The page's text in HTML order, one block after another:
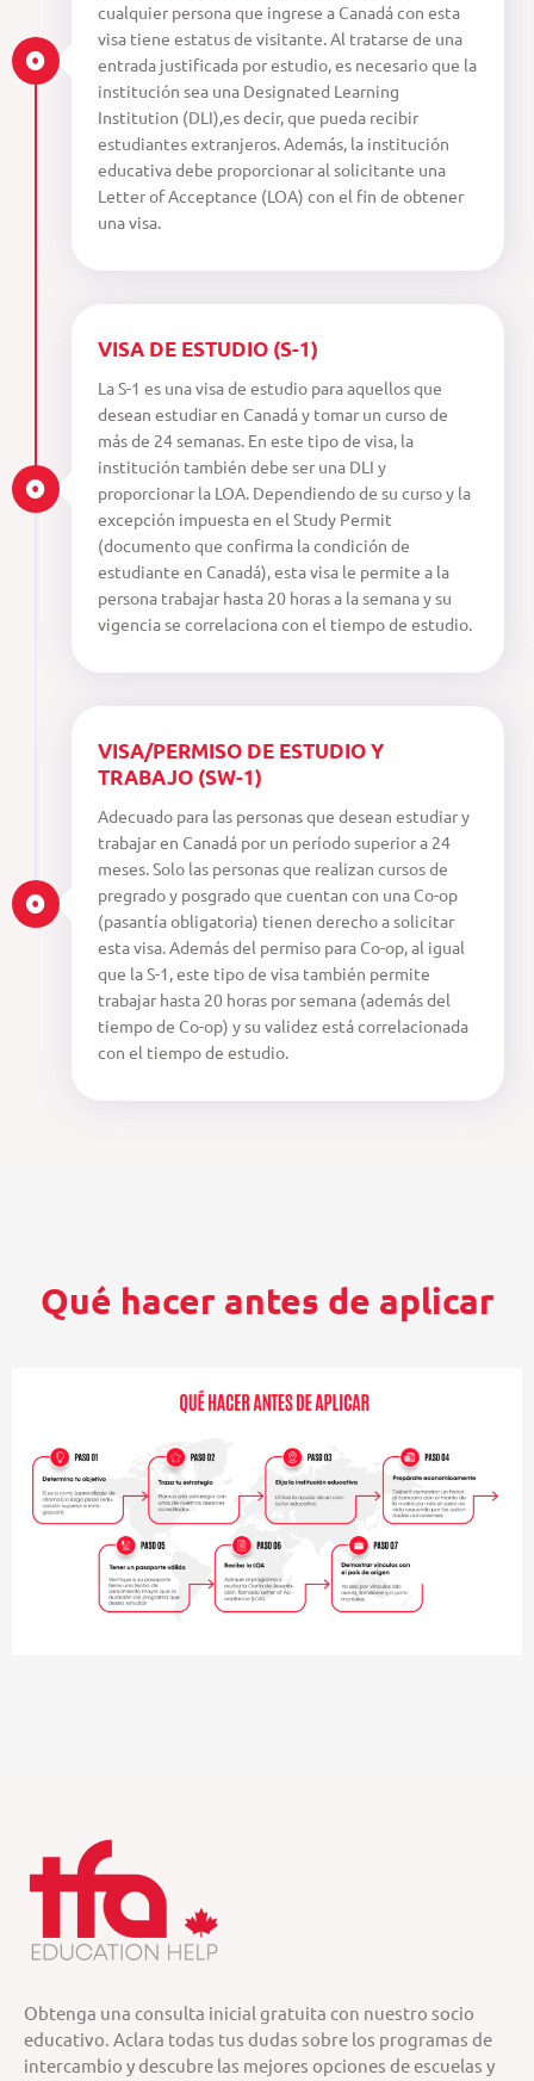
cualquier persona que ingrese a Canadá con esta
visa tiene estatus de visitante. Al tratarse de una
entrada justificada por estudio, es necesario que la
institución sea una Designated Learning
Institution (DLI),es decir, que pueda recibir
estudiantes extranjeros. Además, la institución
educativa debe proporcionar al solicitante una
Letter of Acceptance (LOA) con el fin de obtener
una visa.
VISA DE ESTUDIO (S-1)
La S-1 es una visa de estudio para aquellos que
desean estudiar en Canadá y tomar un curso de
más de 24 semanas. En este tipo de visa, la
institución también debe ser una DLI y
proporcionar la LOA. Dependiendo de su curso y la
excepción impuesta en el Study Permit
(documento que confirma la condición de
estudiante en Canadá), esta visa le permite a la
persona trabajar hasta 20 horas a la semana y su
vigencia se correlaciona con el tiempo de estudio.
VISA/PERMISO DE ESTUDIO Y
TRABAJO (SW-1)
Adecuado para las personas que desean estudiar y
trabajar en Canadá por un período superior a 24
meses. Solo las personas que realizan cursos de
pregrado y posgrado que cuentan con una Co-op
(pasantía obligatoria) tienen derecho a solicitar
esta visa. Además del permiso para Co-op, al igual
que la S-1, este tipo de visa también permite
trabajar hasta 20 horas por semana (además del
tiempo de Co-op) y su validez está correlacionada
con el tiempo de estudio.
Qué hacer antes de aplicar
Obtenga una consulta inicial gratuita con nuestro socio
educativo. Aclara todas tus dudas sobre los programas de
intercambio y descubre las mejores opciones de escuelas y